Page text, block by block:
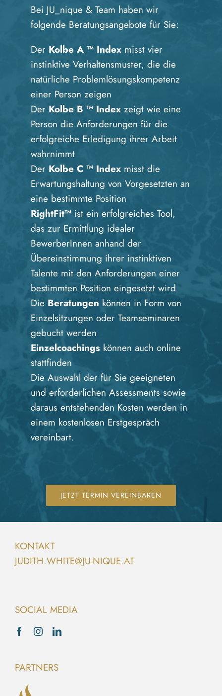
Bei JU_nique & Team haben wir
folgende Beratungsangebote für Sie:
Der Kolbe A ™ Index misst vier
instinktive Verhaltensmuster, die die
natürliche Problemlösungskompetenz
einer Person zeigen
Der Kolbe B ™ Index zeigt wie eine
Person die Anforderungen für die
erfolgreiche Erledigung ihrer Arbeit
wahrnimmt
Der Kolbe C ™ Index misst die
Erwartungshaltung von Vorgesetzten an
eine bestimmte Position
RightFit™ ist ein erfolgreiches Tool,
das zur Ermittlung idealer
BewerberInnen anhand der
Übereinstimmung ihrer instinktiven
Talente mit den Anforderungen einer
bestimmten Position eingesetzt wird
Die Beratungen können in Form von
Einzelsitzungen oder Teamseminaren
gebucht werden
Einzelcoachings können auch online
stattfinden
Die Auswahl der für Sie geeigneten
und erforderlichen Assessments sowie
daraus entstehenden Kosten werden in
einem kostenlosen Erstgespräch
vereinbart.
JETZT TERMIN VEREINBAREN
KONTAKT
JUDITH.WHITE@JU-NIQUE.AT
SOCIAL MEDIA
PARTNERS